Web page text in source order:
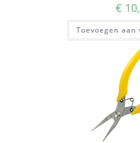
€
Toevoegen